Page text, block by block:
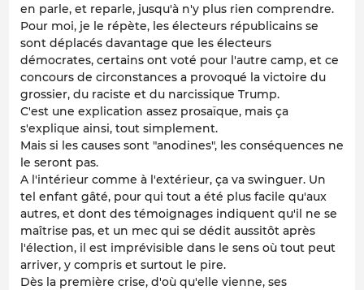
en parle, et reparle, jusqu'à n'y plus rien comprendre.
Pour moi, je le répète, les électeurs républicains se
sont déplacés davantage que les électeurs
démocrates, certains ont voté pour l'autre camp, et ce
concours de circonstances a provoqué la victoire du
grossier, du raciste et du narcissique Trump.
C'est une explication assez prosaïque, mais ça
s'explique ainsi, tout simplement.
Mais si les causes sont "anodines", les conséquences ne
le seront pas.
A l'intérieur comme à l'extérieur, ça va swinguer. Un
tel enfant gâté, pour qui tout a été plus facile qu'aux
autres, et dont des témoignages indiquent qu'il ne se
maîtrise pas, et un mec qui se dédit aussitôt après
l'élection, il est imprévisible dans le sens où tout peut
arriver, y compris et surtout le pire.
Dès la première crise, d'où qu'elle vienne, ses